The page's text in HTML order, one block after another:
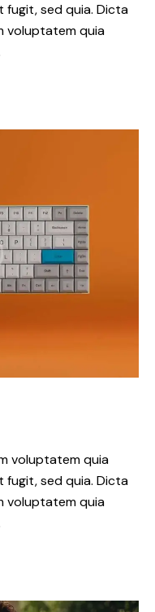
sed quia. Dicta
voluptatem quia
voluptatem quia
sed quia. Dicta
voluptatem quia